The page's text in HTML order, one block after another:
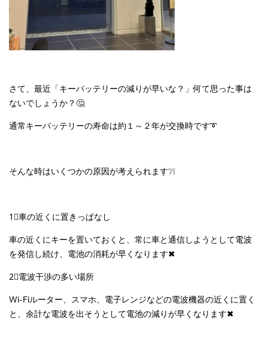
さて、最近「キーバッテリーの減りが早いな？」何て思った事は
ないでしょうか？🤔
通常キーバッテリーの寿命は約１～２年が交換時です➰
そんな時はいくつかの原因が考えられます❔❕
1⃣車の近くに置きっぱなし
車の近くにキーを置いておくと、常に車と通信しようとして電波
を発信し続け、電池の消耗が早くなります✖
2⃣電波干渉の多い場所
Wi-Fiルーター、スマホ、電子レンジなどの電波機器の近くに置く
と、余計な電波を出そうとして電池の減りが早くなります✖